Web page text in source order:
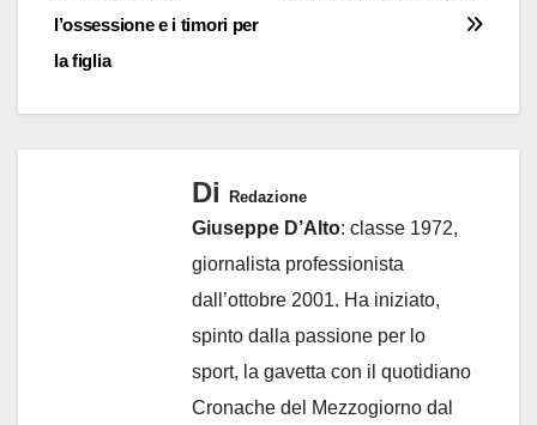
l’ossessione e i timori per
la figlia
Di Redazione
Giuseppe D’Alto: classe 1972,
giornalista professionista
dall’ottobre 2001. Ha iniziato,
spinto dalla passione per lo
sport, la gavetta con il quotidiano
Cronache del Mezzogiorno dal